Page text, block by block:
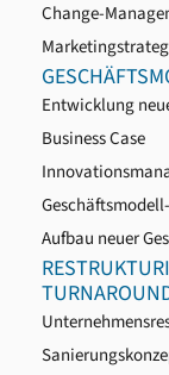
Change-
Entwicklung
Business Case
Aufbau neuer